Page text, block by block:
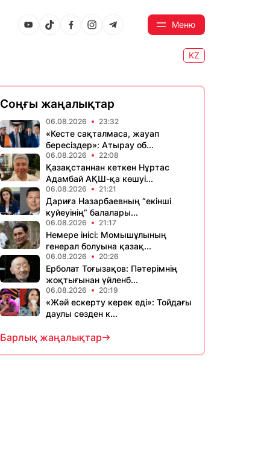
Меню
KZ
Соңғы жаңалықтар
06.08.2026 23:32
«Кесте сақталмаса, жауап
бересіздер»: Атырау об...
06.08.2026 22:08
Қазақстаннан кеткен Нұртас
Адамбай АҚШ-қа көшуі...
06.08.2026 21:21
Дариға Назарбаевның “екінші
куйеуінің” балалары...
06.08.2026 21:17
Немере інісі: Момышұлының
генерал болуына қазақ...
06.08.2026 20:26
Ерболат Тоғызақов: Пәтерімнің
жоқтығынан үйленб...
06.08.2026 20:19
«Жәй ескерту керек еді»: Тойдағы
даулы сөзден к...
Барлық жаңалықтар